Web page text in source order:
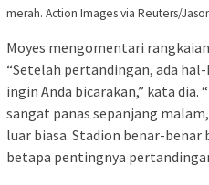
merah. Action Images via Reuters/
Moyes mengomentari
“Setelah pertandingan, ada
ingin Anda bicarakan,” kata dia.
sangat panas sepanjang
luar biasa. Stadion benar-
betapa pentingnya